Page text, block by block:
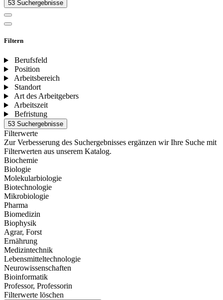
53 Suchergebnisse
Filtern
Berufsfeld
Position
Arbeitsbereich
Standort
Art des Arbeitgebers
Arbeitszeit
Befristung
53 Suchergebnisse
Filterwerte
Zur Verbesserung des Suchergebnisses ergänzen wir Ihre Suche mit
Filterwerten aus unserem Katalog.
Biochemie
Biologie
Molekularbiologie
Biotechnologie
Mikrobiologie
Pharma
Biomedizin
Biophysik
Agrar, Forst
Ernährung
Medizintechnik
Lebensmitteltechnologie
Neurowissenschaften
Bioinformatik
Professor, Professorin
Filterwerte löschen